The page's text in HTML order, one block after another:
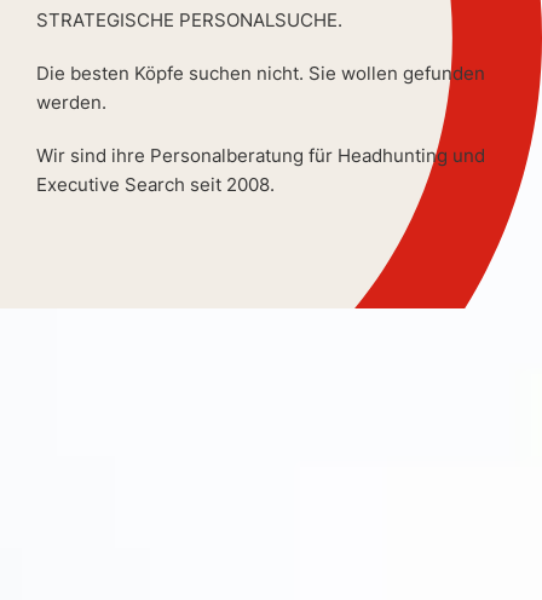
STRATEGISCHE PERSONALSUCHE.
Die besten Köpfe suchen nicht. Sie wollen gefunden
werden.
Wir sind ihre Personalberatung für Headhunting und
Executive Search seit 2008.